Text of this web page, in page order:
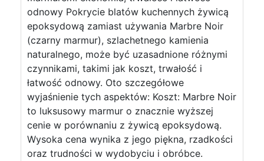
odnowy Pokrycie blatów kuchennych żywicą
epoksydową zamiast używania Marbre Noir
(czarny marmur), szlachetnego kamienia
naturalnego, może być uzasadnione różnymi
czynnikami, takimi jak koszt, trwałość i
łatwość odnowy. Oto szczegółowe
wyjaśnienie tych aspektów: Koszt: Marbre Noir
to luksusowy marmur o znacznie wyższej
cenie w porównaniu z żywicą epoksydową.
Wysoka cena wynika z jego piękna, rzadkości
oraz trudności w wydobyciu i obróbce.